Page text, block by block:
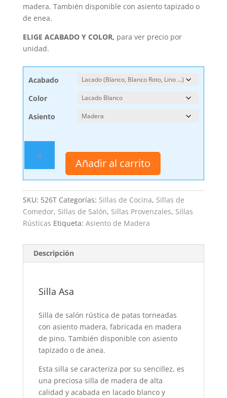
madera. También disponible con asiento tapizado o
de enea.
ELIGE ACABADO Y COLOR, para ver precio por
unidad.
Acabado
Color
Asiento
cantidad
Añadir al carrito
SKU: 526T Categorías: Sillas de Cocina, Sillas de
Comedor, Sillas de Salón, Sillas Provenzales, Sillas
Rústicas Etiqueta: Asiento de Madera
Descripción
Silla Asa
Silla de salón rústica de patas torneadas
con asiento madera, fabricada en madera
de pino. También disponible con asiento
tapizado o de anea.
Esta silla se caracteriza por su sencillez, es
una preciosa silla de madera de alta
calidad y acabada en lacado blanco y